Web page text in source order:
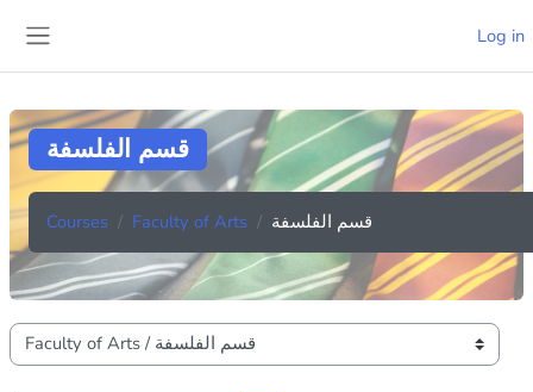
Log in
قسم الفلسفة
Courses Faculty of Arts قسم الفلسفة
Course categories